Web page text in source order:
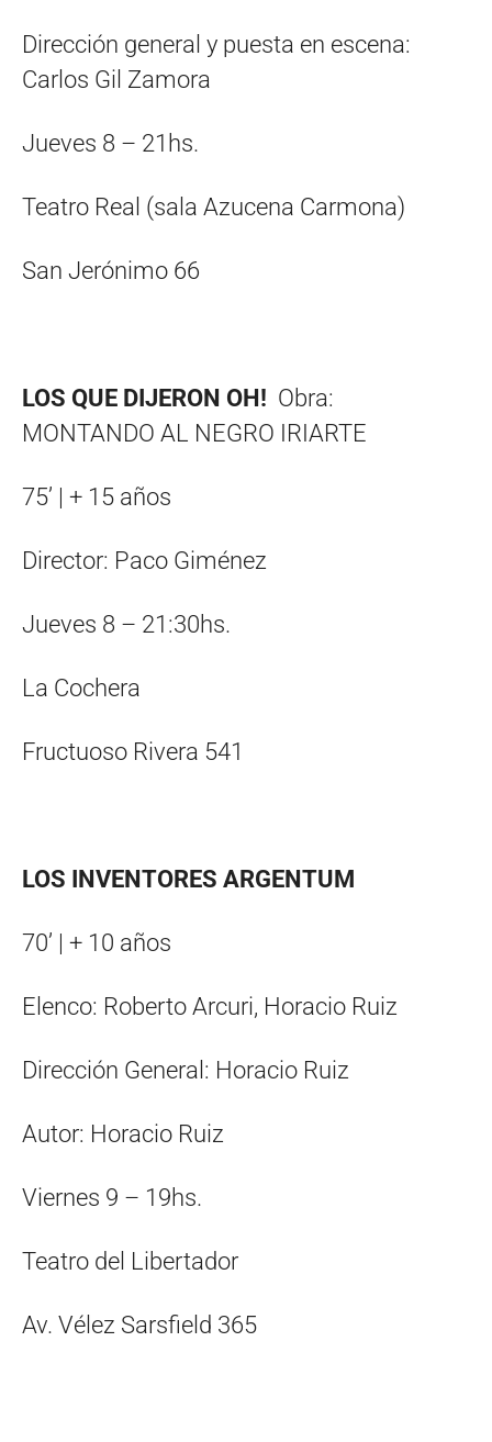
Dirección general y puesta en escena:
Carlos Gil Zamora
Jueves 8 – 21hs.
Teatro Real (sala Azucena Carmona)
San Jerónimo 66
LOS QUE DIJERON OH! Obra:
MONTANDO AL NEGRO IRIARTE
75’ | + 15 años
Director: Paco Giménez
Jueves 8 – 21:30hs.
La Cochera
Fructuoso Rivera 541
LOS INVENTORES ARGENTUM
70’ | + 10 años
Elenco: Roberto Arcuri, Horacio Ruiz
Dirección General: Horacio Ruiz
Autor: Horacio Ruiz
Viernes 9 – 19hs.
Teatro del Libertador
Av. Vélez Sarsfield 365